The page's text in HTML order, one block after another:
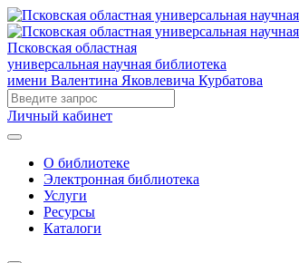
Псковская областная
универсальная научная библиотека
имени Валентина Яковлевича Курбатова
Личный кабинет
О библиотеке
Электронная библиотека
Услуги
Ресурсы
Каталоги